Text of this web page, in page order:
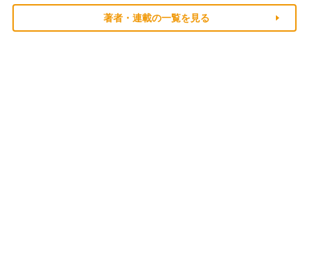
著者・連載の一覧を見る